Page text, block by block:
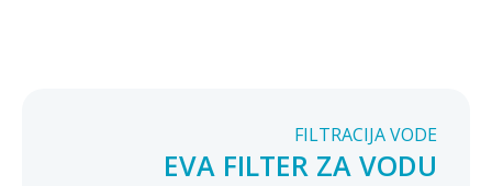
FILTRACIJA VODE
EVA FILTER ZA VODU